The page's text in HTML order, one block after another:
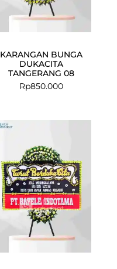
KARANGAN BUNGA
DUKACITA
TANGERANG 08
Rp850.000